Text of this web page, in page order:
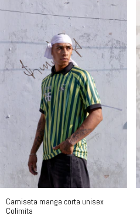
Camiseta manga corta unisex
Colimita